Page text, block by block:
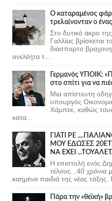
Ο καταραμένος
τρελαίνονταν ο
Στο δυτικό άκρο
Γαλλίας βρίσκεται
διάσπαρτο
ανελέητα τ...
Γερμανός ΥΠΟΙΚ:
στο σπίτι για να
Μια απίστευτη
υπουργός
Χάμπεκ, καθώς
κατα...
ΓΙΑΤΙ ΡΕ
ΜΟΥ ΕΔΩΣΕΣ
ΝΑ ΕΧΕΙ
Η επιστολή ενός
τέλους...40 χρόνια
καημένα παιδιά της νέας τάξης.
Πάρα την «θεϊκή»